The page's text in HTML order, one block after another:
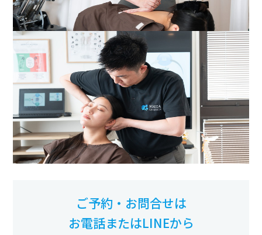
ご予約・お問合せは
お電話またはLINEから